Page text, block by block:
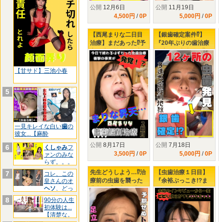
【甘サド】三池小春
5
一見キレイな白い歯の
彼女...【麻酔
6 くしゃみフ
ァンのみな
らず。。。
【三池
7
コレ、この
皇さんのオ
ヘソ、どっ
ちです
8
90分の人生
初体験は...
【清楚な。
公開 12月6日
4,500円 /0P
公開 11月19日
5,000円 /0P
【西尾まりな二日目
治療】まだあった⁉予
定と違う箇所の掘削
虫歯を撃退せよ！
公開 8月17日
3,500円 /0P
【銀歯確定案件⁉】
『20年ぶりの歯治療
で大量の虫歯発見⁉』
左下3連掘削治療で
KO寸前の楓さん‼
公開 7月18日
5,000円 /0P
先生どうしよう…⁉治
療前の虫歯を襲った
悲劇…【足立友梨の
虫歯治療2日目】
【虫歯治療１日目】
『余裕ぶっこき!?ま
りなちゃん♥３年ぶり
の歯医者で下される
タービンの制裁』